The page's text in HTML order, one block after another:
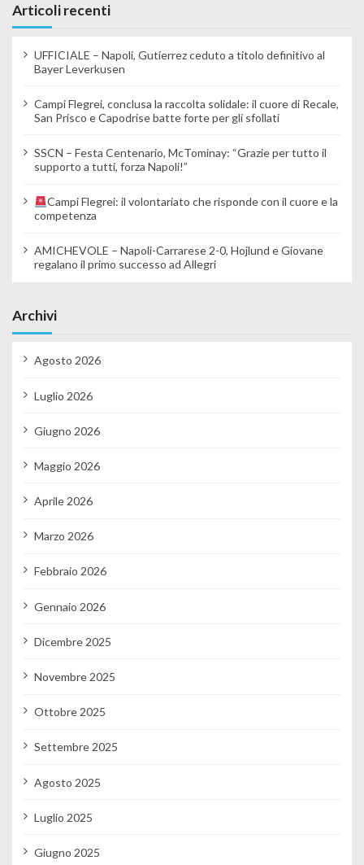
Articoli recenti
UFFICIALE – Napoli, Gutierrez ceduto a titolo definitivo al
Bayer Leverkusen
Campi Flegrei, conclusa la raccolta solidale: il cuore di Recale,
San Prisco e Capodrise batte forte per gli sfollati
SSCN – Festa Centenario, McTominay: “Grazie per tutto il
supporto a tutti, forza Napoli!”
Campi Flegrei: il volontariato che risponde con il cuore e la
competenza
AMICHEVOLE – Napoli-Carrarese 2-0, Hojlund e Giovane
regalano il primo successo ad Allegri
Archivi
Agosto 2026
Luglio 2026
Giugno 2026
Maggio 2026
Aprile 2026
Marzo 2026
Febbraio 2026
Gennaio 2026
Dicembre 2025
Novembre 2025
Ottobre 2025
Settembre 2025
Agosto 2025
Luglio 2025
Giugno 2025